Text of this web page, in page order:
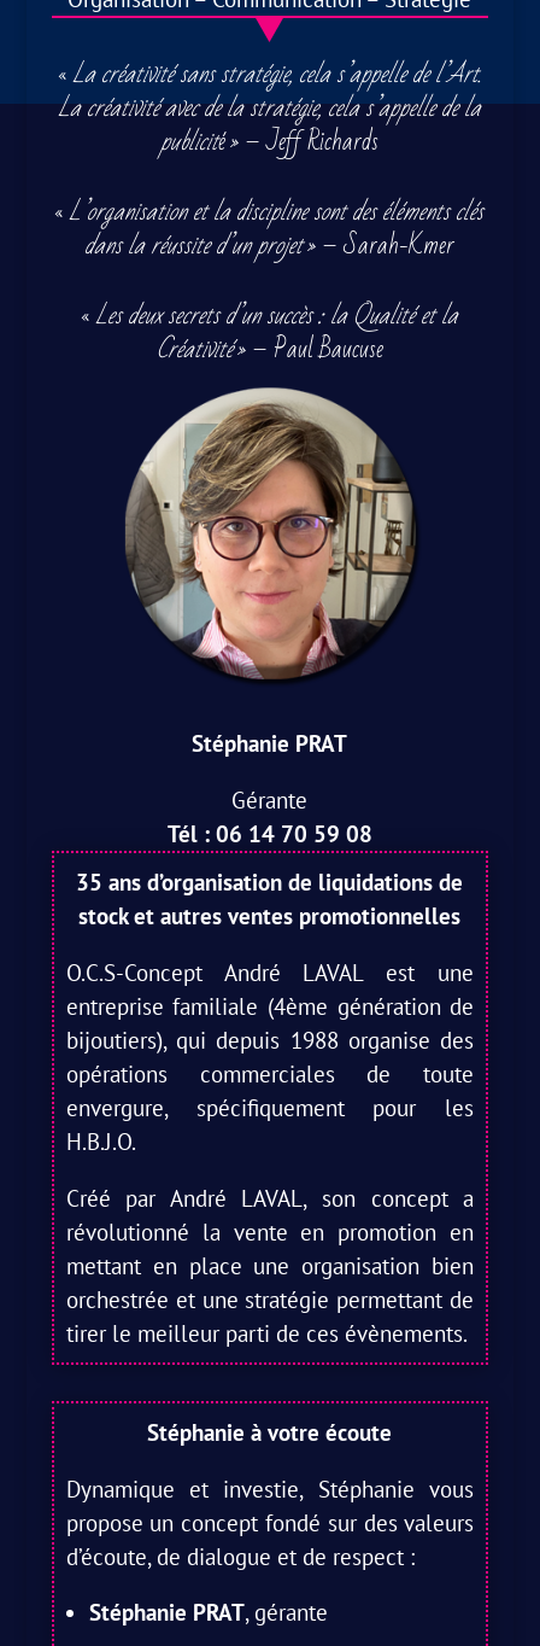
«La créativité sans stratégie, cela s’appelle de l’Art.
La créativité avec de la stratégie, cela s’appelle de la
publicité » – Jeff Richards
«L’organisation et la discipline sont des éléments clés
dans la réussite d’un projet» – Sarah-Kmer
«Les deux secrets d’un succès : la Qualité et la
Créativité» – Paul Baucuse
Stéphanie PRAT
Gérante
Tél : 06 14 70 59 08
35 ans d’organisation de liquidations de
stock et autres ventes promotionnelles
O.C.S-Concept André LAVAL est une
entreprise familiale (4ème génération de
bijoutiers), qui depuis 1988 organise des
opérations commerciales de toute
envergure, spécifiquement pour les
H.B.J.O.
Créé par André LAVAL, son concept a
révolutionné la vente en promotion en
mettant en place une organisation bien
orchestrée et une stratégie permettant de
tirer le meilleur parti de ces évènements.
Stéphanie à votre écoute
Dynamique et investie, Stéphanie vous
propose un concept fondé sur des valeurs
d’écoute, de dialogue et de respect :
Stéphanie PRAT, gérante